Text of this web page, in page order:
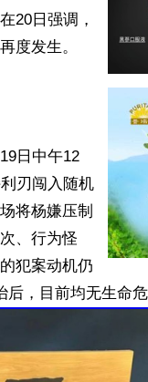
20日强调，
度发生。
日中午12
刃闯入随机
将杨嫌压制
、行为怪
犯案动机仍